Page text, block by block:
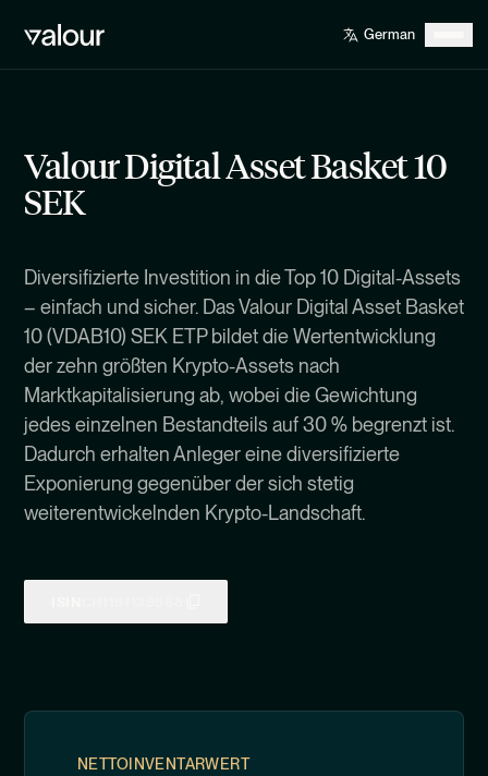
Valour Digital Asset Basket 10
SEK
Diversifizierte Investition in die Top 10 Digital-Assets
– einfach und sicher. Das Valour Digital Asset Basket
10 (VDAB10) SEK ETP bildet die Wertentwicklung
der zehn größten Krypto-Assets nach
Marktkapitalisierung ab, wobei die Gewichtung
jedes einzelnen Bestandteils auf 30 % begrenzt ist.
Dadurch erhalten Anleger eine diversifizierte
Exponierung gegenüber der sich stetig
weiterentwickelnden Krypto-Landschaft.
NETTOINVENTARWERT